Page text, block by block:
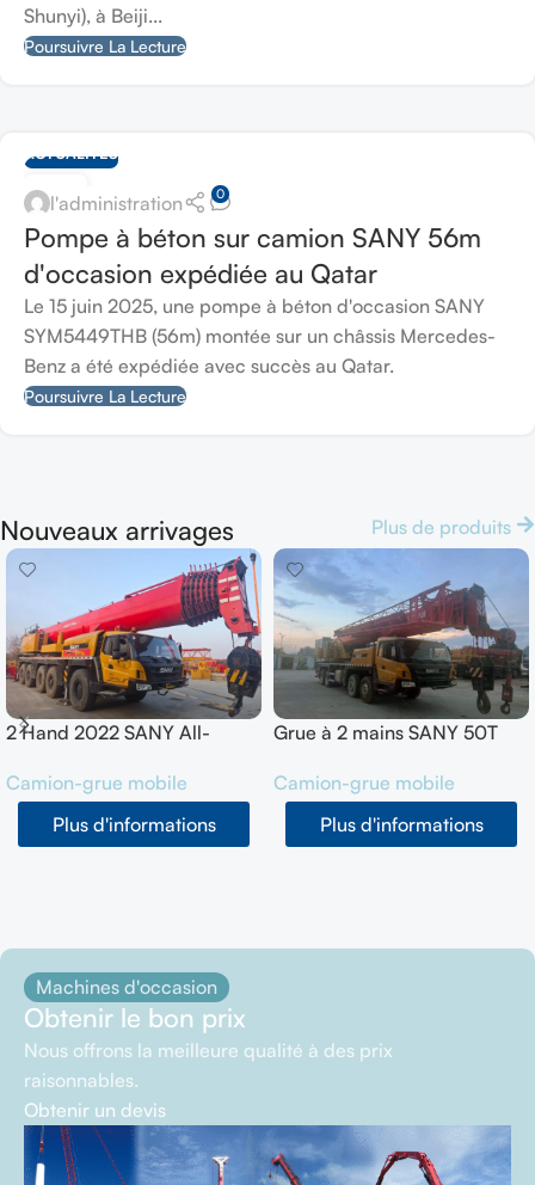
Shunyi), à Beiji...
Poursuivre La Lecture
15
JUIN
ACTUALITÉS
l'administration 0
Pompe à béton sur camion SANY 56m
d'occasion expédiée au Qatar
Le 15 juin 2025, une pompe à béton d'occasion SANY
SYM5449THB (56m) montée sur un châssis Mercedes-
Benz a été expédiée avec succès au Qatar.
Poursuivre La Lecture
Nouveaux arrivages Plus de produits
2 Hand 2022 SANY All-
SYM5556JQZ200C
Camion-grue mobile
Plus d'informations
Grue à 2 mains SANY 50T
2021
Camion-grue mobile
Plus d'informations
Machines d'occasion
Obtenir le bon prix
Nous offrons la meilleure qualité à des prix
raisonnables.
Obtenir un devis